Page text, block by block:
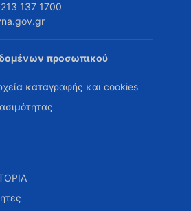
137 1700
προσωπικού
καταγραφής και cookies